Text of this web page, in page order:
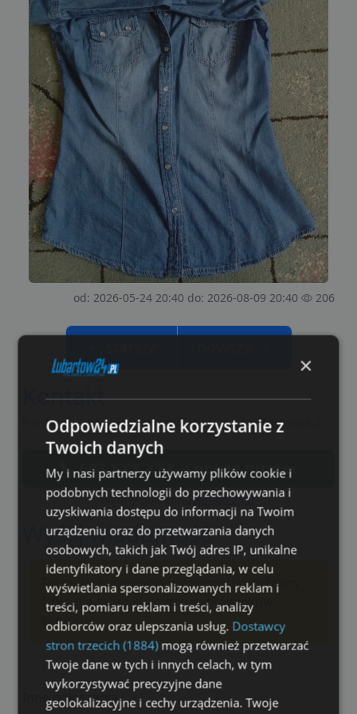
od: 2026-05-24 20:40 do: 2026-08-09 20:40 206
Kontakt
Poinformuj, że ogłoszenie znalazłeś/aś na Lubartow24.pl
603 XXX XXX » pokaż numer
Błędny numer?Daj nam znać
Wyślij wiadomość
Formularz wysyłania wiadomości dostępny
tylko dla zalogowanych użytkowników
serwisu.
Inne ogłoszenia
×
Odpowiedzialne korzystanie z
Twoich danych
My i nasi partnerzy używamy plików cookie i
podobnych technologii do przechowywania i
uzyskiwania dostępu do informacji na Twoim
urządzeniu oraz do przetwarzania danych
osobowych, takich jak Twój adres IP, unikalne
identyfikatory i dane przeglądania, w celu
wyświetlania spersonalizowanych reklam i
treści, pomiaru reklam i treści, analizy
odbiorców oraz ulepszania usług. Dostawcy
stron trzecich (1884)mogą również przetwarzać
Twoje dane w tych i innych celach, w tym
wykorzystywać precyzyjne dane
geolokalizacyjne i cechy urządzenia. Twoje